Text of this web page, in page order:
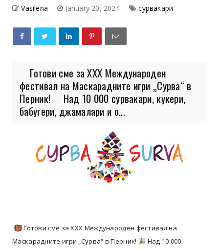
Vasilena January 20, 2024 сурвакари
Готови сме за XXX Международен
фестивал на Маскарадните игри „Сурва“ в
Перник! Над 10 000 сурвакари, кукери,
бабугери, джамалари и о...
Готови сме за XXX Международен фестивал на
Маскарадните игри „Сурва“ в Перник!
Над 10 000